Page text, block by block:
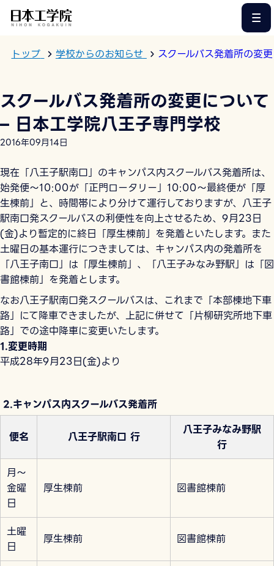
トップ 学校からのお知らせ スクールバス発着所の変
スクールバス発着所の変更について
– 日本工学院八王子専門学校
2016年09月14日
現在「八王子駅南口」のキャンパス内スクールバス発着所は、
始発便～10:00が「正門ロータリー」10:00～最終便が「厚
生棟前」と、時間帯により分けて運行しておりますが、八王子
駅南口発スクールバスの利便性を向上させるため、9月23日
(金)より暫定的に終日「厚生棟前」を発着といたします。また
土曜日の基本運行につきましては、キャンパス内の発着所を
「八王子南口」は「厚生棟前」、「八王子みなみ野駅」は「図
書館棟前」を発着とします。
なお八王子駅南口発スクールバスは、これまで「本部棟地下車
路」にて降車できましたが、上記に併せて「片柳研究所地下車
路」での途中降車に変更いたします。
1.変更時期
平成28年9月23日(金)より
2.キャンパス内スクールバス発着所
便名 八王子駅南口 行
八王子みなみ野駅
行
月～
金曜
日
厚生棟前 図書館棟前
土曜
日
厚生棟前 図書館棟前